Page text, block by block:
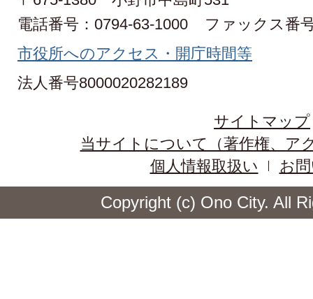
電話番号：0794-63-1000
ファックス番
市役所へのアクセス・開庁時間等
法人番号8000020282189
サイトマップ
当サイトについて（著作権、ア
個人情報取扱い
お
Copyright (c) Ono City. All